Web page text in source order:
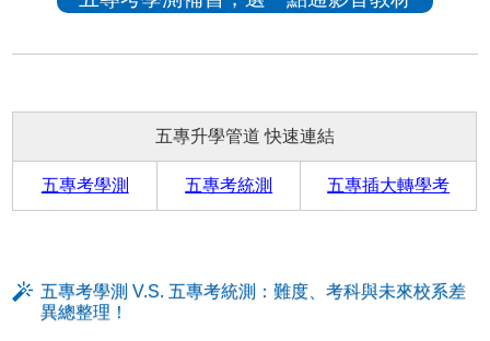
五專升學管道 快速連結
五專考學測 五專考統測 五專插大轉學考
五專考學測 V.S. 五專考統測：難度、考科與未來校系差
異總整理！